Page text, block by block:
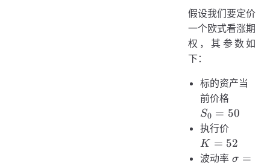
假设我们要定价
一个欧式看涨期
权，其参数如
下：
标的资产当
前价格
=
S0 = 50
执行价
=
52
K = 52
波动率 \sigma
σ =